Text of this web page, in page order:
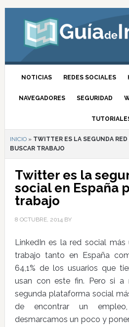
NOTICIAS REDES SOCIALES
NAVEGADORES SEGURIDAD
INICIO» TWITTER ES LA SEGUNDA RED
BUSCAR TRABAJO
Twitter es la
social en España
trabajo
8 OCTUBRE, 2014BY
LinkedIn es la red social más
trabajo tanto en España
64,1% de los usuarios que
usan con este fin. Pero si a
segunda plataforma social
de encontrar un
desmarcamos un poco y